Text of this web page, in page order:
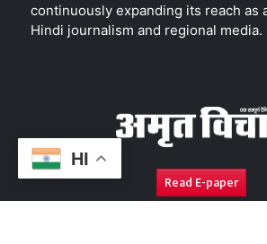
HI
continuously expanding its reach as
Hindi journalism and regional media.
Read E-paper